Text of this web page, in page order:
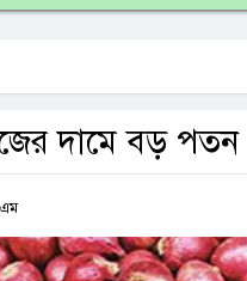
দামে বড় পতন